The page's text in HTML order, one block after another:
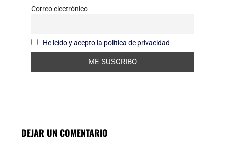
Correo electrónico
He leído y acepto la política de privacidad
DEJAR UN COMENTARIO